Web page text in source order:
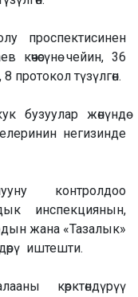
проспектисинен
көчөсүнө чейин, 36
түзүлгөн.
бузуулар жөнүндө
негизинде
контролдоо
инспекциянын,
жана «Тазалык»
иштешти.
көрктөндүрүү